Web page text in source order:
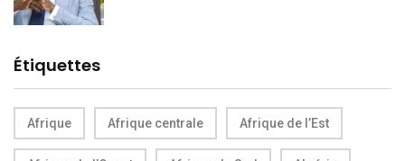
Étiquettes
Afrique Afrique centrale Afrique de l’Est